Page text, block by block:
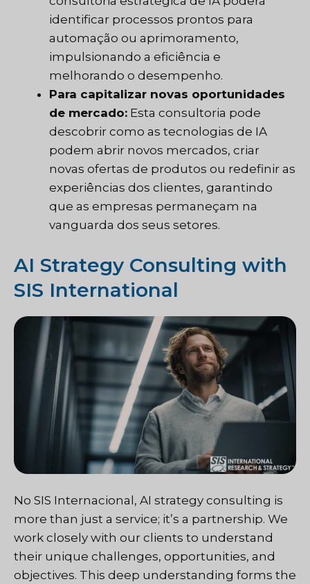
identificar processos prontos para
automação ou aprimoramento,
impulsionando a eficiência e
melhorando o desempenho.
Para capitalizar novas oportunidades
de mercado: Esta consultoria pode
descobrir como as tecnologias de IA
podem abrir novos mercados, criar
novas ofertas de produtos ou redefinir as
experiências dos clientes, garantindo
que as empresas permaneçam na
vanguarda dos seus setores.
AI Strategy Consulting with
SIS International
No SIS Internacional , AI strategy consulting is
more than just a service; it’s a partnership. We
work closely with our clients to understand
their unique challenges, opportunities, and
objectives. This deep understanding forms the